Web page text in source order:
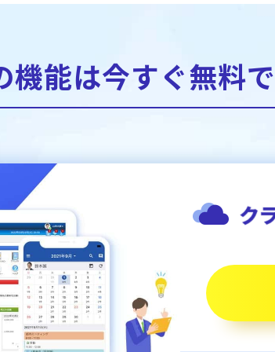
機能は今すぐ無料で